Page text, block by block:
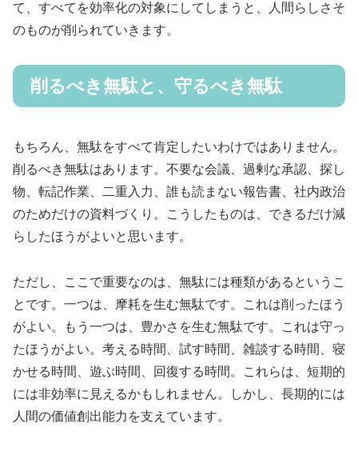
て、すべてを効率化の対象にしてしまうと、人間らしさそ
のものが削られていきます。
削るべき無駄と、守るべき無駄
もちろん、無駄をすべて肯定したいわけではありません。
削るべき無駄はあります。不要な会議、過剰な承認、探し
物、転記作業、二重入力、誰も読まない報告書、社内政治
のためだけの資料づくり。こうしたものは、できるだけ減
らしたほうがよいと思います。
ただし、ここで重要なのは、無駄には種類があるというこ
とです。一つは、摩耗を生む無駄です。これは削ったほう
がよい。もう一つは、豊かさを生む無駄です。これは守っ
たほうがよい。考える時間、試す時間、雑談する時間、寝
かせる時間、遊ぶ時間、回復する時間。これらは、短期的
には非効率に見えるかもしれません。しかし、長期的には
人間の価値創出能力を支えています。